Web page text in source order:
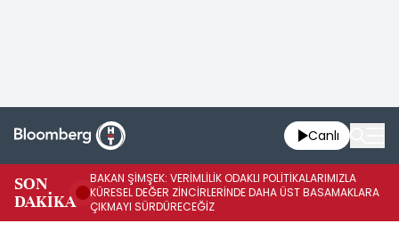
Canlı
SON
DAKİKA
BAKAN ŞİMŞEK: VERİMLİLİK ODAKLI POLİTİKALARIMIZLA
KÜRESEL DEĞER ZİNCİRLERİNDE DAHA ÜST BASAMAKLARA
ÇIKMAYI SÜRDÜRECEĞİZ